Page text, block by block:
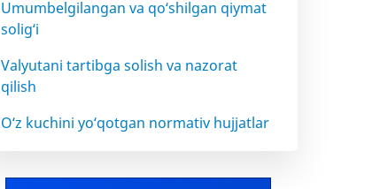
Umumbelgilangan va qo‘shilgan qiymat
solig‘i
Valyutani tartibga solish va nazorat
qilish
O‘z kuchini yo‘qotgan normativ hujjatlar